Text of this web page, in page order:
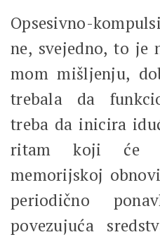
Opsesivno-
ne, svejedno, to
mom mišljenju,
trebala da
treba da inicira
ritam koji će
memorijskoj
periodično
povezujuća